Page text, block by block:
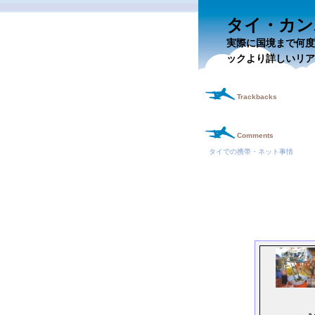
タイ・カ
実際に国境まで何
ックより詳しいリ
Trackbacks
Comments
タイでの携帯・ネット事情